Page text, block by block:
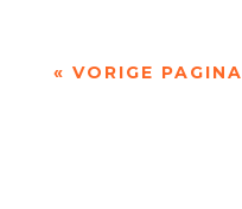
« VORIGE PAGINA